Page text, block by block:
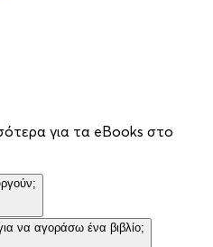
για τα eBooks στο
να αγοράσω ένα βιβλίο;